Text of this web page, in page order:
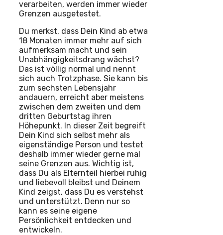
verarbeiten, werden immer wieder
Grenzen ausgetestet.
Du merkst, dass Dein Kind ab etwa
18 Monaten immer mehr auf sich
aufmerksam macht und sein
Unabhängigkeitsdrang wächst?
Das ist völlig normal und nennt
sich auch Trotzphase. Sie kann bis
zum sechsten Lebensjahr
andauern, erreicht aber meistens
zwischen dem zweiten und dem
dritten Geburtstag ihren
Höhepunkt. In dieser Zeit begreift
Dein Kind sich selbst mehr als
eigenständige Person und testet
deshalb immer wieder gerne mal
seine Grenzen aus. Wichtig ist,
dass Du als Elternteil hierbei ruhig
und liebevoll bleibst und Deinem
Kind zeigst, dass Du es verstehst
und unterstützt. Denn nur so
kann es seine eigene
Persönlichkeit entdecken und
entwickeln.